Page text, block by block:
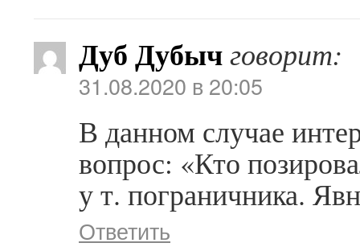
Дуб Дубычговорит:
31.08.2020 в 20:05
В данном случае
вопрос: «Кто
у т. пограничника.
Ответить